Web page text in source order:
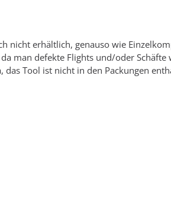
nicht erhältlich, genauso wie
man defekte Flights und/oder
das Tool ist nicht in den Packungen